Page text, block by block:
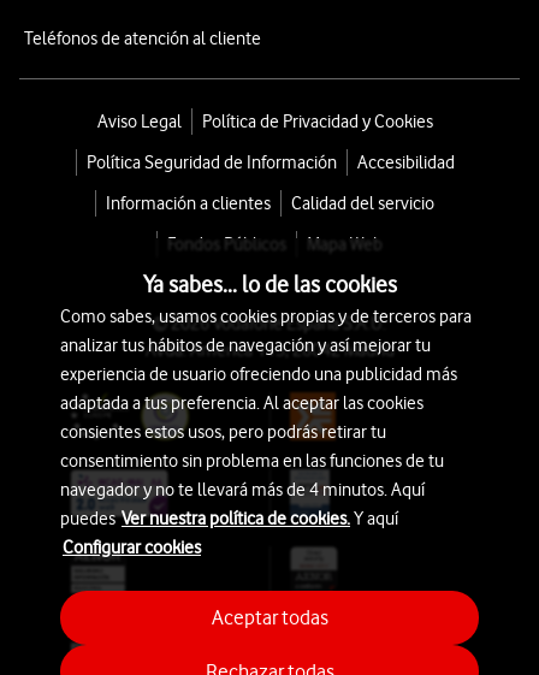
Teléfonos de atención al cliente
Aviso Legal
Política de Privacidad y Cookies
Política Seguridad de Información
Accesibilidad
Información a clientes
Calidad del servicio
Fondos Públicos
Mapa Web
© 2026 Vodafone España S.A.U.
Avda. América 115, 28042 Madrid
Ya sabes... lo de las cookies
Como sabes, usamos cookies propias y de terceros para
analizar tus hábitos de navegación y así mejorar tu
experiencia de usuario ofreciendo una publicidad más
adaptada a tus preferencia. Al aceptar las cookies
consientes estos usos, pero podrás retirar tu
consentimiento sin problema en las funciones de tu
navegador y no te llevará más de 4 minutos. Aquí
puedesVer nuestra política de cookies.Y aquí
Configurar cookies
Aceptar todas